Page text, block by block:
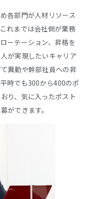
各部門が人材リソース
れまでは会社側が業務
ーテーション、昇格を
が実現したいキャリア
異動や幹部社員への昇
時でも300から400のポ
り、気に入ったポスト
ができます。